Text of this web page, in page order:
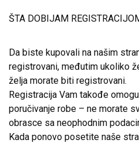
ŠTA DOBIJAM
Da biste kupovali na našim
registrovani, međutim ukoliko
želja morate biti registrovani.
Registracija Vam takođe
poručivanje robe – ne morate
obrasce sa neophodnim
Kada ponovo posetite naše